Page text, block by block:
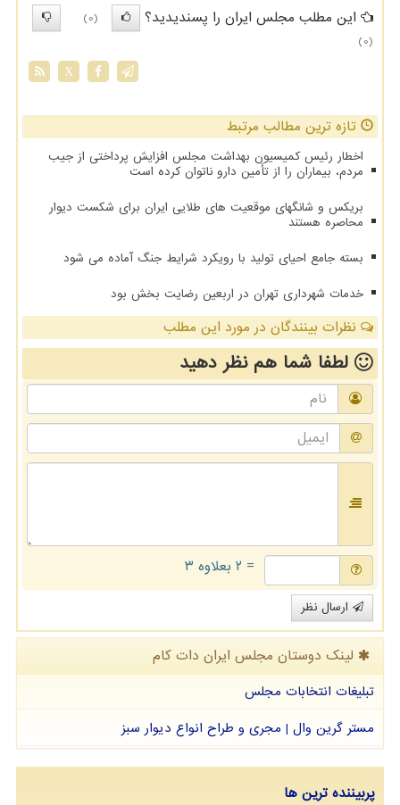
این مطلب مجلس ایران را پسندیدید؟
(0)
(0)
X
تازه ترین مطالب مرتبط
اخطار رئیس کمیسیون بهداشت مجلس افزایش پرداختی از جیب
مردم، بیماران را از تأمین دارو ناتوان کرده است
بریکس و شانگهای موقعیت های طلایی ایران برای شکست دیوار
محاصره هستند
بسته جامع احیای تولید با رویکرد شرایط جنگ آماده می شود
خدمات شهرداری تهران در اربعین رضایت بخش بود
نظرات بینندگان در مورد این مطلب
لطفا شما همنظر دهید
= ۲ بعلاوه ۳
ارسال نظر
لینک دوستان مجلس ایران دات كام
تبلیغات انتخابات مجلس
مستر گرین وال | مجری و طراح انواع دیوار سبز
پربیننده ترین ها